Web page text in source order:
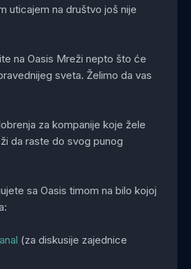
uticajem na društvo još nije
na Oasis Mreži nepto što će
sveta. Želimo da vas
za kompanije koje žele
da raste do svog punog
sa Oasis timom na bilo kojoj
(za diskusije zajednice